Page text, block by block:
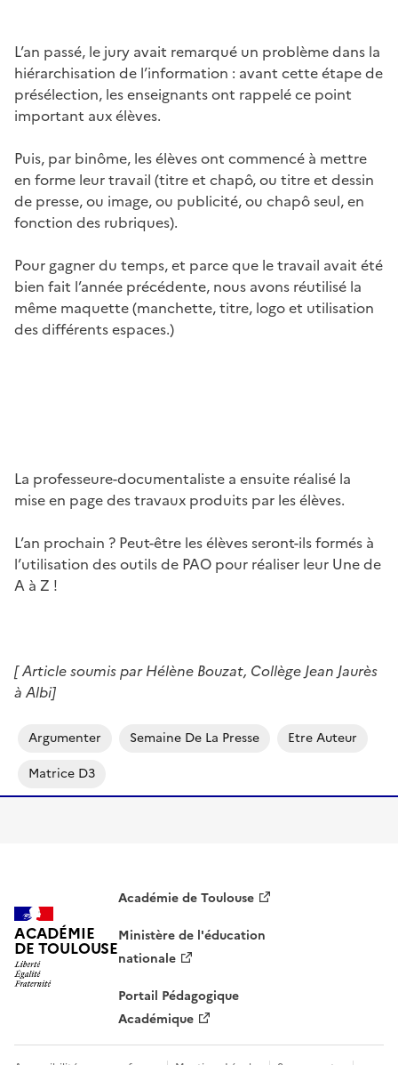
L’an passé, le jury avait remarqué un problème dans la
hiérarchisation de l’information : avant cette étape de
présélection, les enseignants ont rappelé ce point
important aux élèves.
Puis, par binôme, les élèves ont commencé à mettre
en forme leur travail (titre et chapô, ou titre et dessin
de presse, ou image, ou publicité, ou chapô seul, en
fonction des rubriques).
Pour gagner du temps, et parce que le travail avait été
bien fait l’année précédente, nous avons réutilisé la
même maquette (manchette, titre, logo et utilisation
des différents espaces.)
La professeure-documentaliste a ensuite réalisé la
mise en page des travaux produits par les élèves.
L’an prochain ? Peut-être les élèves seront-ils formés à
l’utilisation des outils de PAO pour réaliser leur Une de
A à Z !
[ Article soumis par Hélène Bouzat, Collège Jean Jaurès
à Albi]
Argumenter Semaine De La Presse
Etre Auteur
Matrice D3
ACADÉMIE
DE TOULOUSE
Académie de Toulouse
Ministère de l'éducation
nationale
Portail Pédagogique
Académique